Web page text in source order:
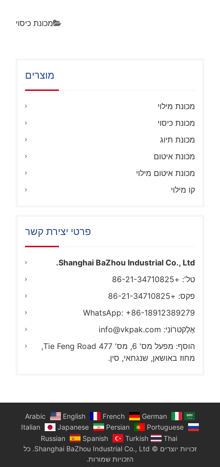
מכונת כיסוי
מוצרים
מכונת מילוי
מכונת כיסוי
מכונת תיוג
מכונת איטום
מכונת איטום מילוי
קו מילוי
פרטי יצירת קשר
Shanghai BaZhou Industrial Co., Ltd.
טל': +86-21-34710825
פקס: +86-21-34710825
WhatsApp: +86-18912389279
אֶלֶקטרוֹנִי: info@vkpak.com
הוסף: מפעל מס' 6, מס' 477 Tie Feng Road,
מחוז באושאן, שנגחאי, סין.
Arabic English French
German
Italian
Japanese Persian
Portuguese
Russian
Spanish Turkish
Thai
זכויות יוצרים © Shanghai BaZhou Industrial Co., Ltd. כל
הזכויות שמורות.